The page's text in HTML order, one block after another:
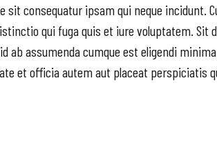
sit consequatur ipsam qui neque incidunt.
qui fuga quis et iure voluptatem.
assumenda cumque est eligendi
et officia autem aut placeat perspiciatis